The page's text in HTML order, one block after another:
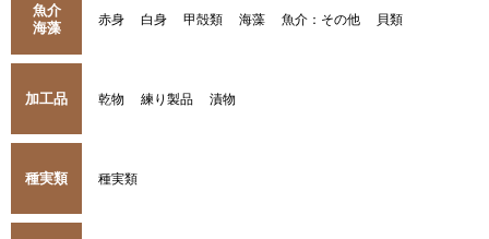
魚介
海藻
赤身 白身 甲殻類 海藻 魚介：その他 貝類
加工品 乾物 練り製品 漬物
種実類 種実類